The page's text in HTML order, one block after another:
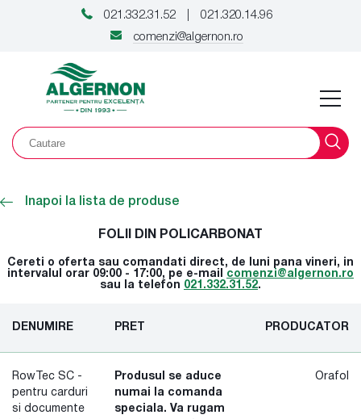
021.332.31.52
021.320.14.96
comenzi@algernon.ro
Inapoi la lista de produse
FOLII DIN POLICARBONAT
Cereti o oferta sau comandati direct, de luni pana vineri, in
intervalul orar 09:00 - 17:00, pe e-mail comenzi@algernon.ro
sau la telefon 021.332.31.52.
DENUMIRE PRET PRODUCATOR
RowTec SC -
pentru carduri
si documente
Produsul se aduce
numai la comanda
speciala. Va rugam
Orafol